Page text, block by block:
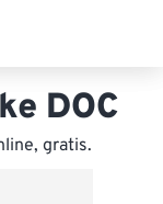
DOC
gratis.